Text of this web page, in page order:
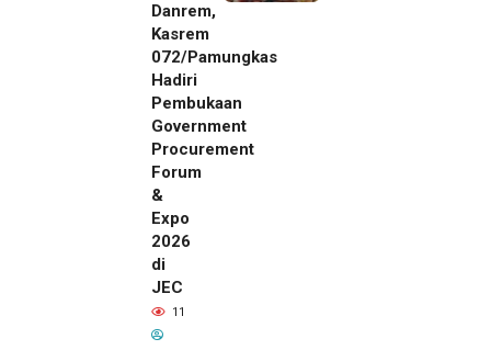
Danrem,
Kasrem
072/Pamungkas
Hadiri
Pembukaan
Government
Procurement
Forum
&
Expo
2026
di
JEC
11